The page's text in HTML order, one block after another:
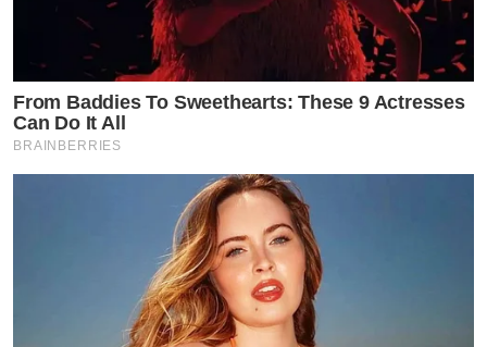
From Baddies To Sweethearts: These 9 Actresses
Can Do It All
BRAINBERRIES